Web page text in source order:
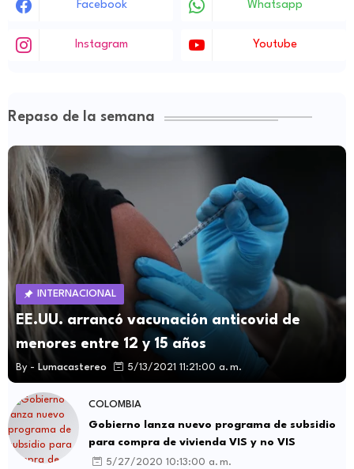
Facebook Whatsapp
Instagram Youtube
Repaso de la semana
INTERNACIONAL
EE.UU. arrancó vacunación anticovid de
menores entre 12 y 15 años
By - Lumacastereo 5/13/2021 11:21:00 a. m.
COLOMBIA
Gobierno lanza nuevo programa de subsidio
para compra de vivienda VIS y no VIS
5/27/2020 10:13:00 a. m.